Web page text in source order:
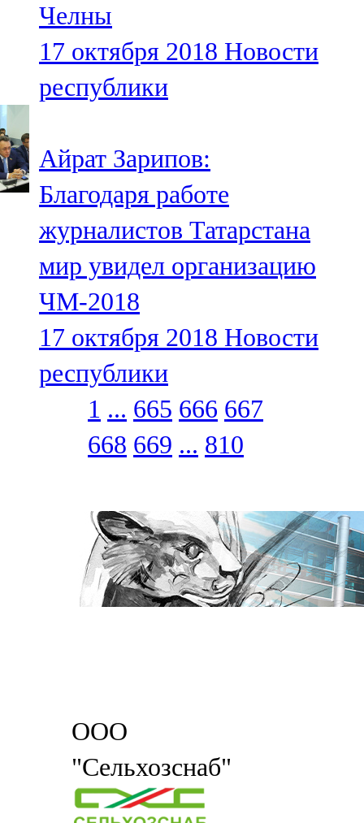
Челны
17 октября 2018 Новости
республики
Айрат Зарипов:
Благодаря работе
журналистов Татарстана
мир увидел организацию
ЧМ-2018
17 октября 2018 Новости
республики
1 ... 665 666 667
668 669 ... 810
ООО
"Сельхозснаб"